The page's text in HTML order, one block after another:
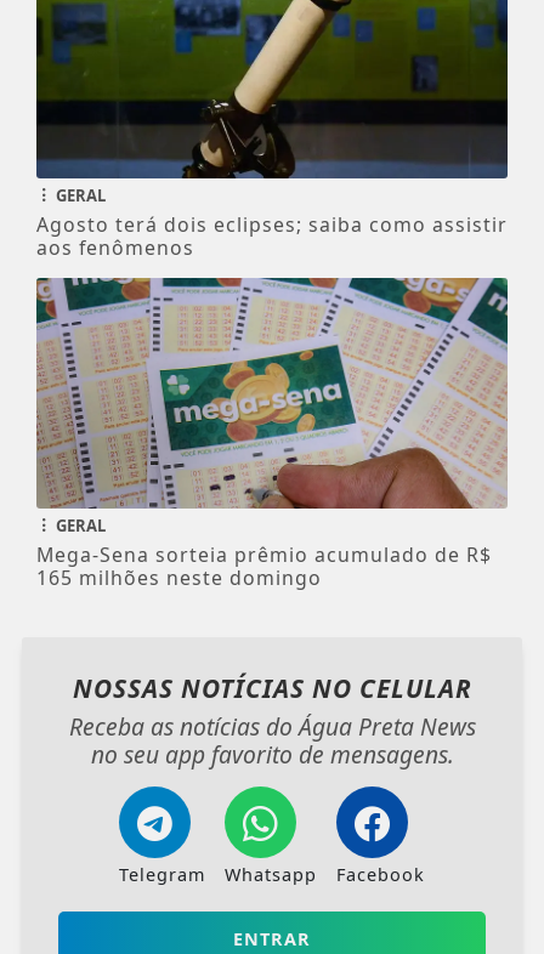
GERAL
Agosto terá dois eclipses; saiba como assistir
aos fenômenos
GERAL
Mega-Sena sorteia prêmio acumulado de R$
165 milhões neste domingo
NOSSAS NOTÍCIAS NO CELULAR
Receba as notícias do Água Preta News
no seu app favorito de mensagens.
Telegram Whatsapp Facebook
ENTRAR